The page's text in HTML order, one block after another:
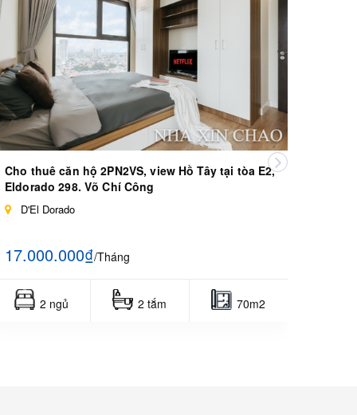
Cho thuê căn hộ 2PN2VS, view Hồ Tây tại tòa E2,
Eldorado 298. Võ Chí Công
D'El Dorado
17.000.000₫/Tháng
2 ngủ 2 tắm 70m2